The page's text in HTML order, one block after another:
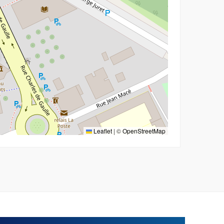
Leaflet | ©OpenStreetMap